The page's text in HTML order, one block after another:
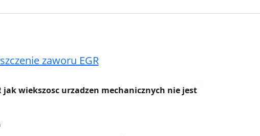
zaworu EGR
jak wiekszosc urzadzen mechanicznych nie jest